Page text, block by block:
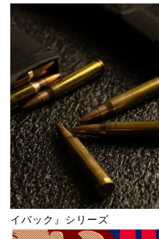
イバック』シリーズ